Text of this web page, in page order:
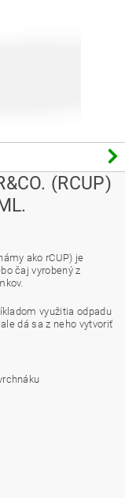
(RCUP)
ako rCUP) je
čaj vyrobený z
využitia odpadu
dá sa z neho vytvoriť